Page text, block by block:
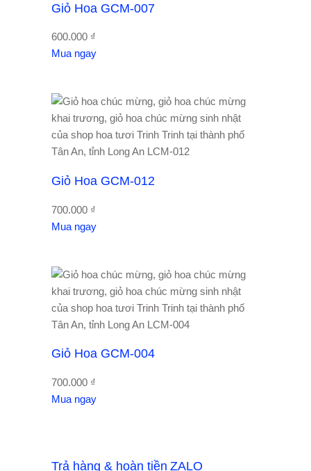
Giỏ Hoa GCM-007
600.000 ₫
Mua ngay
Giỏ Hoa GCM-012
700.000 ₫
Mua ngay
Giỏ Hoa GCM-004
700.000 ₫
Mua ngay
Trả hàng & hoàn tiền ZALO